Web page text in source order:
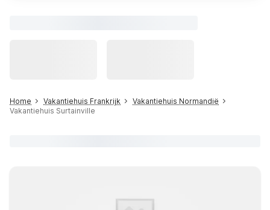
Home Vakantiehuis Frankrijk
Vakantiehuis Normandië
Vakantiehuis Surtainville